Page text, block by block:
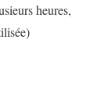
heures,